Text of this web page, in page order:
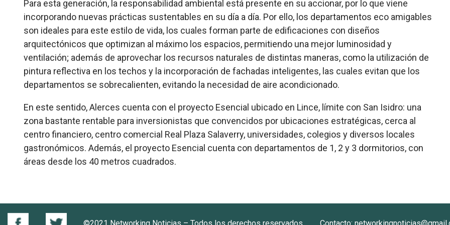
Para esta generación, la responsabilidad ambiental está presente en su accionar, por lo que viene
incorporando nuevas prácticas sustentables en su día a día. Por ello, los departamentos eco amigables
son ideales para este estilo de vida, los cuales forman parte de edificaciones con diseños
arquitectónicos que optimizan al máximo los espacios, permitiendo una mejor luminosidad y
ventilación; además de aprovechar los recursos naturales de distintas maneras, como la utilización de
pintura reflectiva en los techos y la incorporación de fachadas inteligentes, las cuales evitan que los
departamentos se sobrecalienten, evitando la necesidad de aire acondicionado.
En este sentido, Alerces cuenta con el proyecto Esencial ubicado en Lince, límite con San Isidro: una
zona bastante rentable para inversionistas que convencidos por ubicaciones estratégicas, cerca al
centro financiero, centro comercial Real Plaza Salaverry, universidades, colegios y diversos locales
gastronómicos. Además, el proyecto Esencial cuenta con departamentos de 1, 2 y 3 dormitorios, con
áreas desde los 40 metros cuadrados.